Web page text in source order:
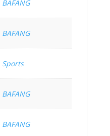
BAFANG
BAFANG
Sports
BAFANG
BAFANG